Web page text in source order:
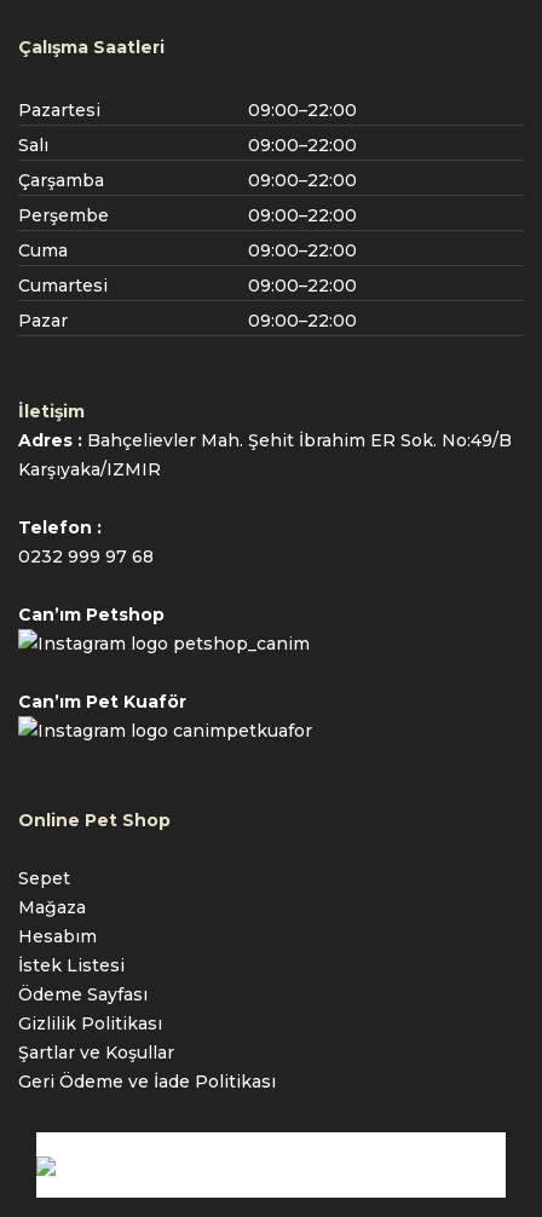
Çalışma Saatleri
Pazartesi
09:00–22:00
Salı
09:00–22:00
Çarşamba
09:00–22:00
Perşembe
09:00–22:00
Cuma
09:00–22:00
Cumartesi
09:00–22:00
Pazar
09:00–22:00
İletişim
Adres : Bahçelievler Mah. Şehit İbrahim ER Sok. No:49/B
Karşıyaka/IZMIR
Telefon :
0232 999 97 68
Can’ım Petshop
petshop_canim
Can’ım Pet Kuaför
canimpetkuafor
Online Pet Shop
Sepet
Mağaza
Hesabım
İstek Listesi
Ödeme Sayfası
Gizlilik Politikası
Şartlar ve Koşullar
Geri Ödeme ve İade Politikası